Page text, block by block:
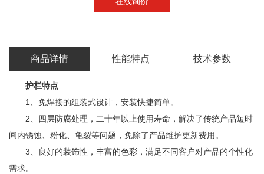
商品详情 性能特点 技术参数
护栏特点
1、免焊接的组装式设计，安装快捷简单。
2、四层防腐处理，二十年以上使用寿命，解决了传统产品短时
间内锈蚀、粉化、龟裂等问题，免除了产品维护更新费用。
3、良好的装饰性，丰富的色彩，满足不同客户对产品的个性化
需求。